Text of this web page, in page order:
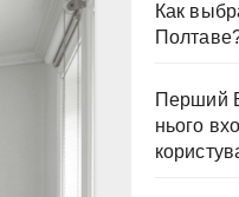
Как
Перший
нього